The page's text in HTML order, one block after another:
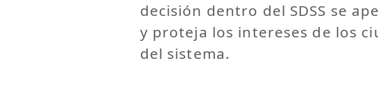
decisión dentro del SDSS se
y proteja los intereses de los
del sistema.